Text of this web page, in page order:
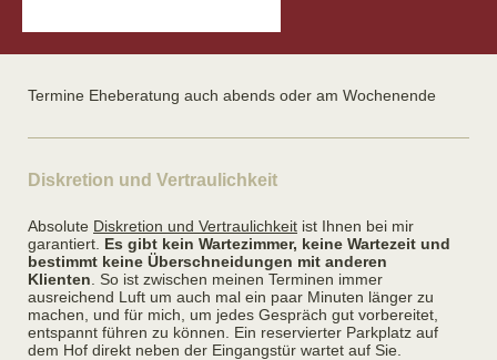
Termine Eheberatung auch abends oder am Wochenende
Diskretion und Vertraulichkeit
Absolute Diskretion und Vertraulichkeit ist Ihnen bei mir
garantiert. Es gibt kein Wartezimmer, keine Wartezeit und
bestimmt keine Überschneidungen mit anderen
Klienten . So ist zwischen meinen Terminen immer
ausreichend Luft um auch mal ein paar Minuten länger zu
machen, und für mich, um jedes Gespräch gut vorbereitet,
entspannt führen zu können. Ein reservierter Parkplatz auf
dem Hof direkt neben der Eingangstür wartet auf Sie.